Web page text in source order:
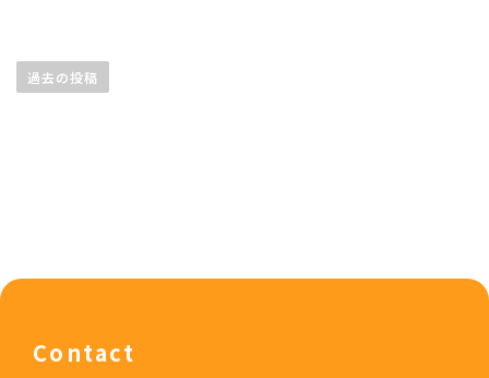
稿
ナ
過去の投稿
Contact